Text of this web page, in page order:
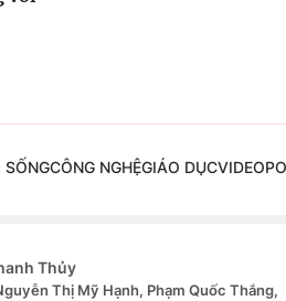
CÔNG NGHỆGIÁO DỤCVIDEO
Thủy
Thị Mỹ Hạnh, Phạm Quốc Thắng,